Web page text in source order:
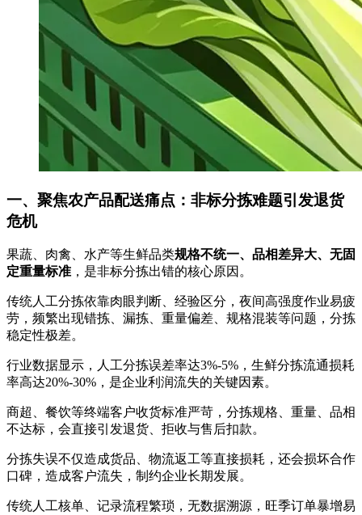
一、聚焦农产品配送痛点：非标分拣难题引发退货
危机
果蔬、肉禽、水产等生鲜品类规格不统一、品相差异大、无固
定重量标准 ，是非标分拣出错的核心原因。
传统人工分拣依靠肉眼判断、经验区分，夜间高强度作业易疲
劳，频繁出现错拣、漏拣、重量偏差、规格混装等问题，分拣
稳定性极差。
行业数据显示，人工分拣误差率达3%-5%，生鲜分拣流通损耗
率高达20%-30%，是企业利润流失的关键因素。
商超、餐饮等终端客户收货标准严苛，分拣规格、重量、品相
不达标，会直接引发退货、拒收与售后扣款。
分拣失误不仅造成货品、物流返工等直接损耗，还会损坏合作
口碑，造成客户流失，制约企业长期发展。
传统人工核单、记录流程繁琐，无数据溯源，旺季订单暴增易